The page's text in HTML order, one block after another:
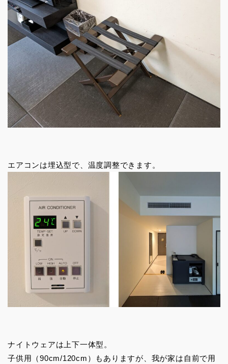
エアコンは埋込型で、温度調整できます。
ナイトウェアは上下一体型。
子供用（90cm/120cm）もありますが、我が家は自前で用